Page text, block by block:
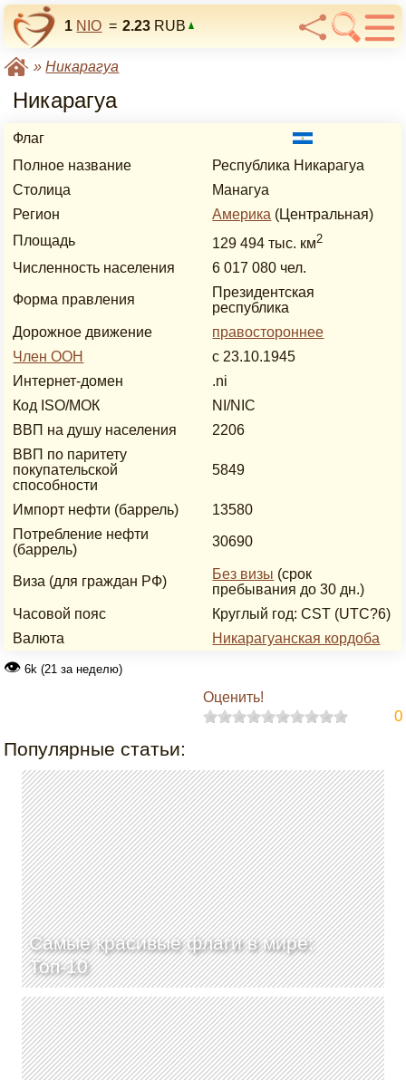
1 NIO = 2.23 RUB
»Никарагуа
Никарагуа
Флаг
Полное название
Республика Никарагуа
Столица
Манагуа
Регион
Америка (Центральная)
Площадь
129 494 тыс. км2
Численность населения 6 017 080 чел.
Форма правления
Президентская
республика
Дорожное движение
правостороннее
Член ООН
с 23.10.1945
Интернет-домен
.ni
Код ISO/МОК
NI/NIC
ВВП на душу населения
2206
ВВП по паритету
покупательской
способности
5849
Импорт нефти (баррель)
13580
Потребление нефти
(баррель)
30690
Виза (для граждан РФ) Без визы (срок
пребывания до 30 дн.)
Часовой пояс
Круглый год: CST (UTC?6)
Валюта
Никарагуанская кордоба
👁 6k (21 за неделю)
Оценить!
0
Популярные статьи:
Самые красивые флаги в мире:
Топ-10